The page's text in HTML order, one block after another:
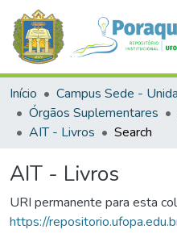
Início
Órgãos Suplementares
AIT - Livros
Search
AIT - Livros
URI permanente para esta
https://